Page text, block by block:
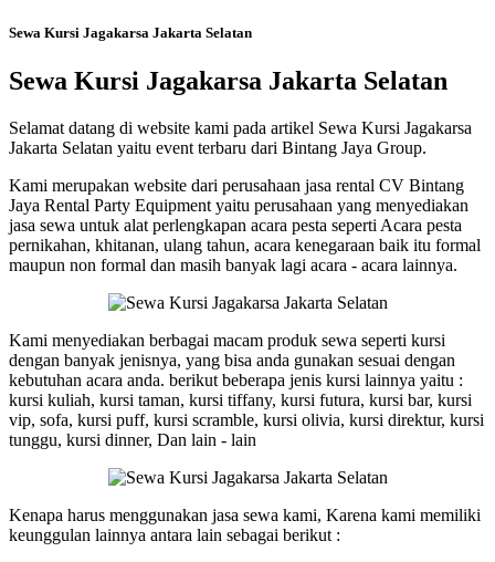
Sewa Kursi Jagakarsa Jakarta Selatan
Sewa Kursi Jagakarsa Jakarta Selatan
Selamat datang di website kami pada artikel Sewa Kursi Jagakarsa
Jakarta Selatan yaitu event terbaru dari Bintang Jaya Group.
Kami merupakan website dari perusahaan jasa rental CV Bintang
Jaya Rental Party Equipment yaitu perusahaan yang menyediakan
jasa sewa untuk alat perlengkapan acara pesta seperti Acara pesta
pernikahan, khitanan, ulang tahun, acara kenegaraan baik itu formal
maupun non formal dan masih banyak lagi acara - acara lainnya.
Kami menyediakan berbagai macam produk sewa seperti kursi
dengan banyak jenisnya, yang bisa anda gunakan sesuai dengan
kebutuhan acara anda. berikut beberapa jenis kursi lainnya yaitu :
kursi kuliah, kursi taman, kursi tiffany, kursi futura, kursi bar, kursi
vip, sofa, kursi puff, kursi scramble, kursi olivia, kursi direktur, kursi
tunggu, kursi dinner, Dan lain - lain
Kenapa harus menggunakan jasa sewa kami, Karena kami memiliki
keunggulan lainnya antara lain sebagai berikut :